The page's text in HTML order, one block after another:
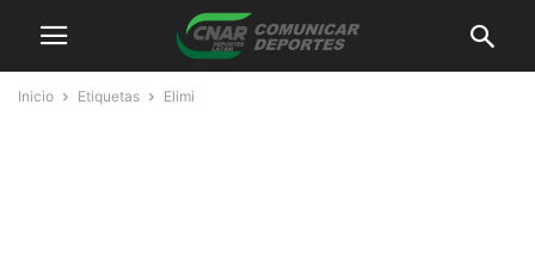
Inicio Etiquetas Elimi